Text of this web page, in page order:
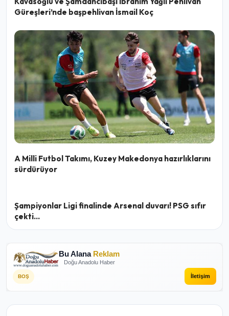
Güreşleri’nde başpehlivan İsmail Koç
A Milli Futbol Takımı, Kuzey Makedonya hazırlıklarını
sürdürüyor
Şampiyonlar Ligi finalinde Arsenal duvarı! PSG sıfır
çekti...
Bu Alana Reklam
Doğu Anadolu Haber
BOŞ İletişim